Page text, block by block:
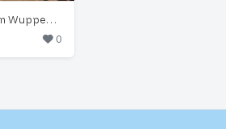
Bearded Iris (Iris germanica hybrid) in Wuppertal Garden
0